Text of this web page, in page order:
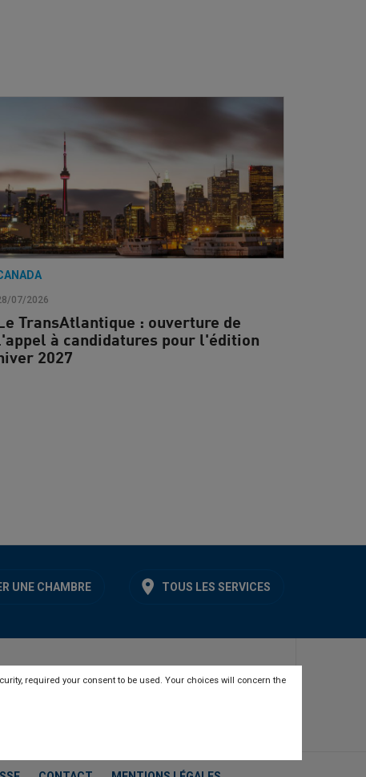
required your consent to be used. Your choices will concern the
07/2026
Le TransAtlantique : ouverture de
à candidatures pour l'édition
hiver 2027
TOUS LES SERVICES
UNE CHAMBRE